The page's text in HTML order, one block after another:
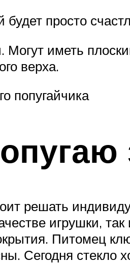
будет просто
Могут иметь
верха.
попугайчика
решать
игрушки,
Питомец
Сегодня стекло